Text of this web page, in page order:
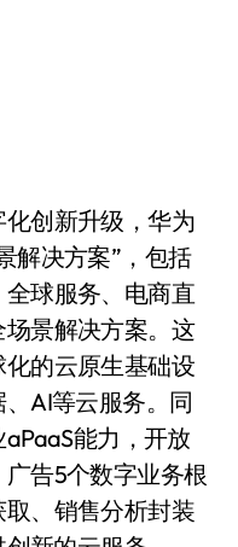
创新升级，华为
解决方案”，包括
球服务、电商直
景解决方案。这
的云原生基础设
AI等云服务。同
能力，开放
告5个数字业务根
、销售分析封装